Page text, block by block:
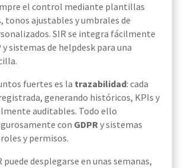
el control mediante plantillas
tonos ajustables y umbrales de
SIR se integra fácilmente
y sistemas de helpdesk para una
fuertes es la trazabilidad: cada
generando históricos, KPIs y
auditables. Todo ello
con GDPRy sistemas
y permisos.
puede desplegarse en unas semanas,